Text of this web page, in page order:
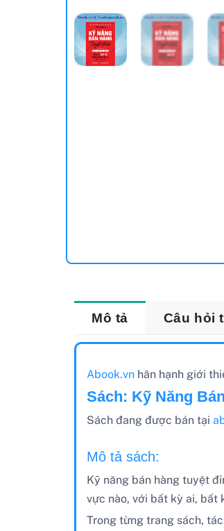
Mô tả Câu hỏi
Abook.vnhân hạnh giới
Sách: Kỹ Năng
Sách đang được bán tại
Mô tả sách:
Kỹ năng bán hàng tuyệt
vực nào, với bất kỳ ai, bất
Trong từng trang sách,